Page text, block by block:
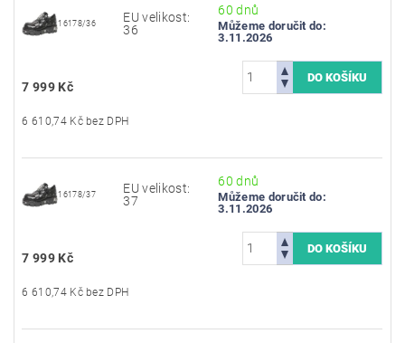
16178/36
EU velikost:
36
60 dnů
Můžeme doručit do:
3.11.2026
7 999 Kč
6 610,74 Kč bez DPH
16178/37
EU velikost:
37
60 dnů
Můžeme doručit do:
3.11.2026
7 999 Kč
6 610,74 Kč bez DPH